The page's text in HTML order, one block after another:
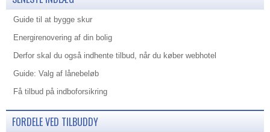
Guide til at bygge skur
Energirenovering af din bolig
Derfor skal du også indhente tilbud, når du køber webhotel
Guide: Valg af lånebeløb
Få tilbud på indboforsikring
FORDELE VED TILBUDDY